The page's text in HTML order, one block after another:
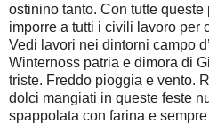
ostinino tanto. Con tutte
imporre a tutti i civili lavoro per
Vedi lavori nei dintorni campo
Winternoss patria e dimora di
triste. Freddo pioggia e vento.
dolci mangiati in queste feste
spappolata con farina e